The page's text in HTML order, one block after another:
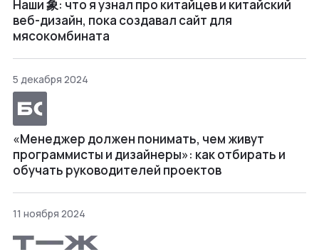
Наши 象: что я узнал про китайцев и китайский
веб-дизайн, пока создавал сайт для
мясокомбината
5 декабря 2024
«Менеджер должен понимать, чем живут
программисты и дизайнеры»: как отбирать и
обучать руководителей проектов
11 ноября 2024